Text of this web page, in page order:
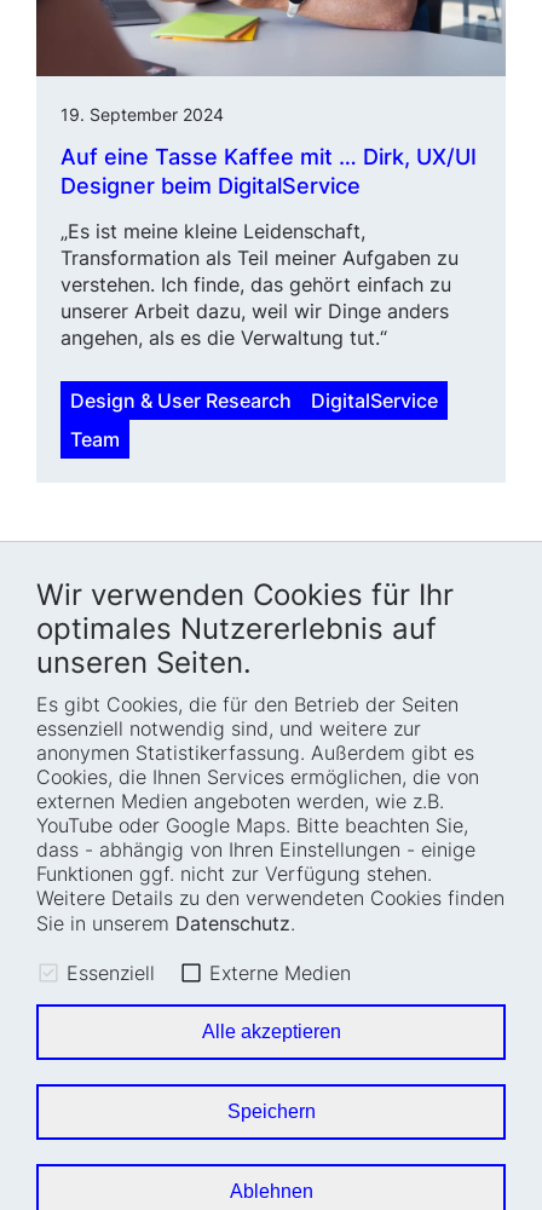
Wir verwenden Cookies für Ihr
optimales Nutzererlebnis auf
unseren Seiten.
Es gibt Cookies, die für den Betrieb der Seiten
essenziell notwendig sind, und weitere zur
anonymen Statistikerfassung. Außerdem gibt es
Cookies, die Ihnen Services ermöglichen, die von
externen Medien angeboten werden, wie z.B.
YouTube oder Google Maps. Bitte beachten Sie,
dass - abhängig von Ihren Einstellungen - einige
Funktionen ggf. nicht zur Verfügung stehen.
Weitere Details zu den verwendeten Cookies finden
Sie in unserem Datenschutz.
Essenziell Externe Medien
Alle akzeptieren
Speichern
Ablehnen
19. September 2024
Auf eine Tasse Kaffee mit … Dirk, UX/UI
Designer beim DigitalService
„Es ist meine kleine Leidenschaft,
Transformation als Teil meiner Aufgaben zu
verstehen. Ich finde, das gehört einfach zu
unserer Arbeit dazu, weil wir Dinge anders
angehen, als es die Verwaltung tut.“
Design & User Research
DigitalService
Team
Startseite
Wer wir sind
Wie wir arbeiten
Projekte
Fellowships
Karriere
Blog
Presse
Termine
Barrierefreiheit
Transparenz
Glossar
Anfahrt und
Leichte Sprache
Gebärdensprache
Impressum
Sitemap
Cookie-Einstellungen